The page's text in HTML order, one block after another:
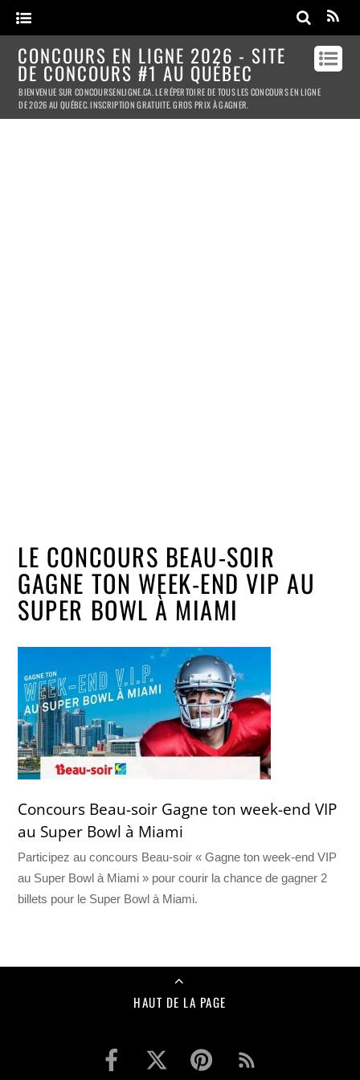
CONCOURS EN LIGNE 2026 - SITE
DE CONCOURS #1 AU QUÉBEC
BIENVENUE SUR CONCOURSENLIGNE.CA. LE RÉPERTOIRE DE TOUS LES CONCOURS EN LIGNE
DE 2026 AU QUÉBEC. INSCRIPTION GRATUITE. GROS PRIX À GAGNER.
LE CONCOURS BEAU-SOIR
GAGNE TON WEEK-END VIP AU
SUPER BOWL À MIAMI
Concours Beau-soir Gagne ton week-end VIP
au Super Bowl à Miami
Participez au concours Beau-soir « Gagne ton week-end VIP
au Super Bowl à Miami » pour courir la chance de gagner 2
billets pour le Super Bowl à Miami.
HAUT DE LA PAGE